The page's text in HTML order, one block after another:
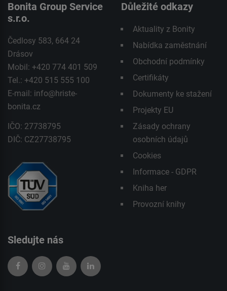
Bonita Group Service
s.r.o.
Čedlosy 583, 664 24
Drásov
Mobil: +420 774 401 509
Tel.: +420 515 555 100
E-mail: info@hriste-
bonita.cz
IČO: 27738795
DIČ: CZ27738795
Důležité odkazy
Aktuality z Bonity
Nabídka zaměstnání
Obchodní podmínky
Certifikáty
Dokumenty ke stažení
Projekty EU
Zásady ochrany
osobních údajů
Cookies
Informace - GDPR
Kniha her
Provozní knihy
Sledujte nás